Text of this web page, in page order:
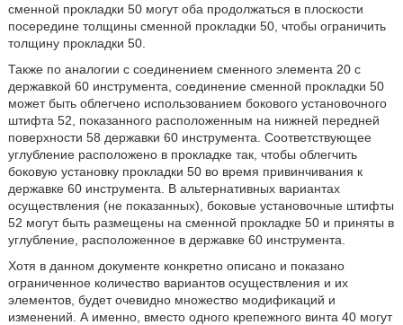
сменной прокладки 50 могут оба продолжаться в плоскости
посередине толщины сменной прокладки 50, чтобы ограничить
толщину прокладки 50.
Также по аналогии с соединением сменного элемента 20 с
державкой 60 инструмента, соединение сменной прокладки 50
может быть облегчено использованием бокового установочного
штифта 52, показанного расположенным на нижней передней
поверхности 58 державки 60 инструмента. Соответствующее
углубление расположено в прокладке так, чтобы облегчить
боковую установку прокладки 50 во время привинчивания к
державке 60 инструмента. В альтернативных вариантах
осуществления (не показанных), боковые установочные штифты
52 могут быть размещены на сменной прокладке 50 и приняты в
углубление, расположенное в державке 60 инструмента.
Хотя в данном документе конкретно описано и показано
ограниченное количество вариантов осуществления и их
элементов, будет очевидно множество модификаций и
изменений. А именно, вместо одного крепежного винта 40 могут